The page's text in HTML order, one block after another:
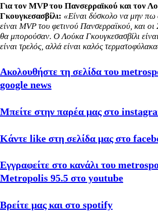
Για τον MVP του Πανσερραϊκού και τον
Γκουγκεσασβίλι: «Είναι δύσκολο να μην
είναι MVP του φετινού Πανσερραϊκού, και
θα μπορούσαν. Ο Λούκα Γκουγκεσασβίλι
είναι τρελός, αλλά είναι καλός
Ακολουθήστε τη σελίδα του
google news
Μπείτε στην παρέα μας στο
Κάντε like στη σελίδα μας στο
Εγγραφείτε στο κανάλι του
Metropolis 95.5 στο youtube
Βρείτε μας και στο spotify